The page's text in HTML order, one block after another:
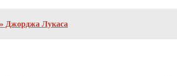
Джорджа Лукаса